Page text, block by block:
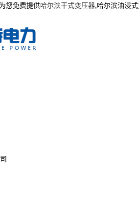
您免费提供哈尔滨干式变压器,哈尔滨油浸